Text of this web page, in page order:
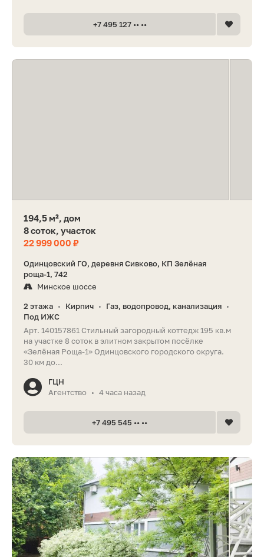
+7 495 127 •• ••
194,5 м², дом
8 соток, участок
22 999 000 ₽
Одинцовский ГО, деревня Сивково, КП Зелёная
роща-1, 742
Минское шоссе
2 этажа • Кирпич • Газ, водопровод, канализация •
Под ИЖС
Арт. 140157861 Стильный загородный коттедж 195 кв.м
на участке 8 соток в элитном закрытом посёлке
«Зелёная Роща-1» Одинцовского городского округа.
30 км до...
ГЦН
Агентство
• 4 часа назад
+7 495 545 •• ••